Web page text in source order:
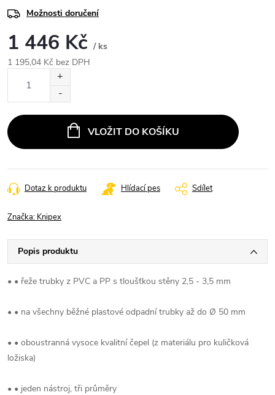
Možnosti doručení
1 446 Kč / ks
1 195,04 Kč bez DPH
VLOŽIT DO KOŠÍKU
Dotaz k produktu Hlídací pes Sdílet
Značka: Knipex
Popis produktu
• • řeže trubky z PVC a PP s tloušťkou stěny 2,5 - 3,5 mm
• • na všechny běžné plastové odpadní trubky až do Ø 50 mm
• • oboustranná vysoce kvalitní čepel (z materiálu pro kuličková
ložiska)
• • jeden nástroj, tři průměry